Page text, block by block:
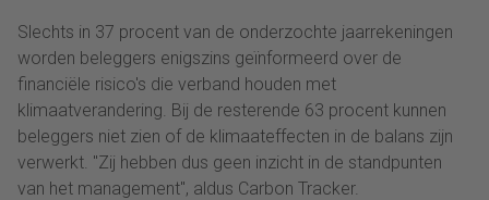
Slechts in 37 procent van de onderzochte jaarrekeningen
worden beleggers enigszins geïnformeerd over de
financiële risico's die verband houden met
klimaatverandering. Bij de resterende 63 procent kunnen
beleggers niet zien of de klimaateffecten in de balans zijn
verwerkt. "Zij hebben dus geen inzicht in de standpunten
van het management", aldus Carbon Tracker.